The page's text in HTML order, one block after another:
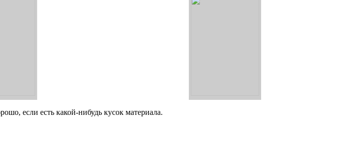
если есть какой-нибудь кусок материала.